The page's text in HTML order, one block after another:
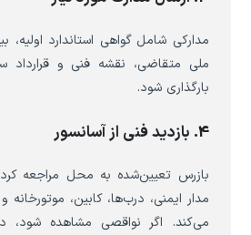
مدارکی شامل گواهی استاندارد اولیه،
ملی متقاضی، نقشه فنی و قرارداد
بارگذاری شود.
4. بازدید فنی از آسانسور
بازرس تعیین‌شده به محل مراجعه
مدار ایمنی، درب‌ها، کابین،
می‌کند. اگر نواقصی مشاهده شود،